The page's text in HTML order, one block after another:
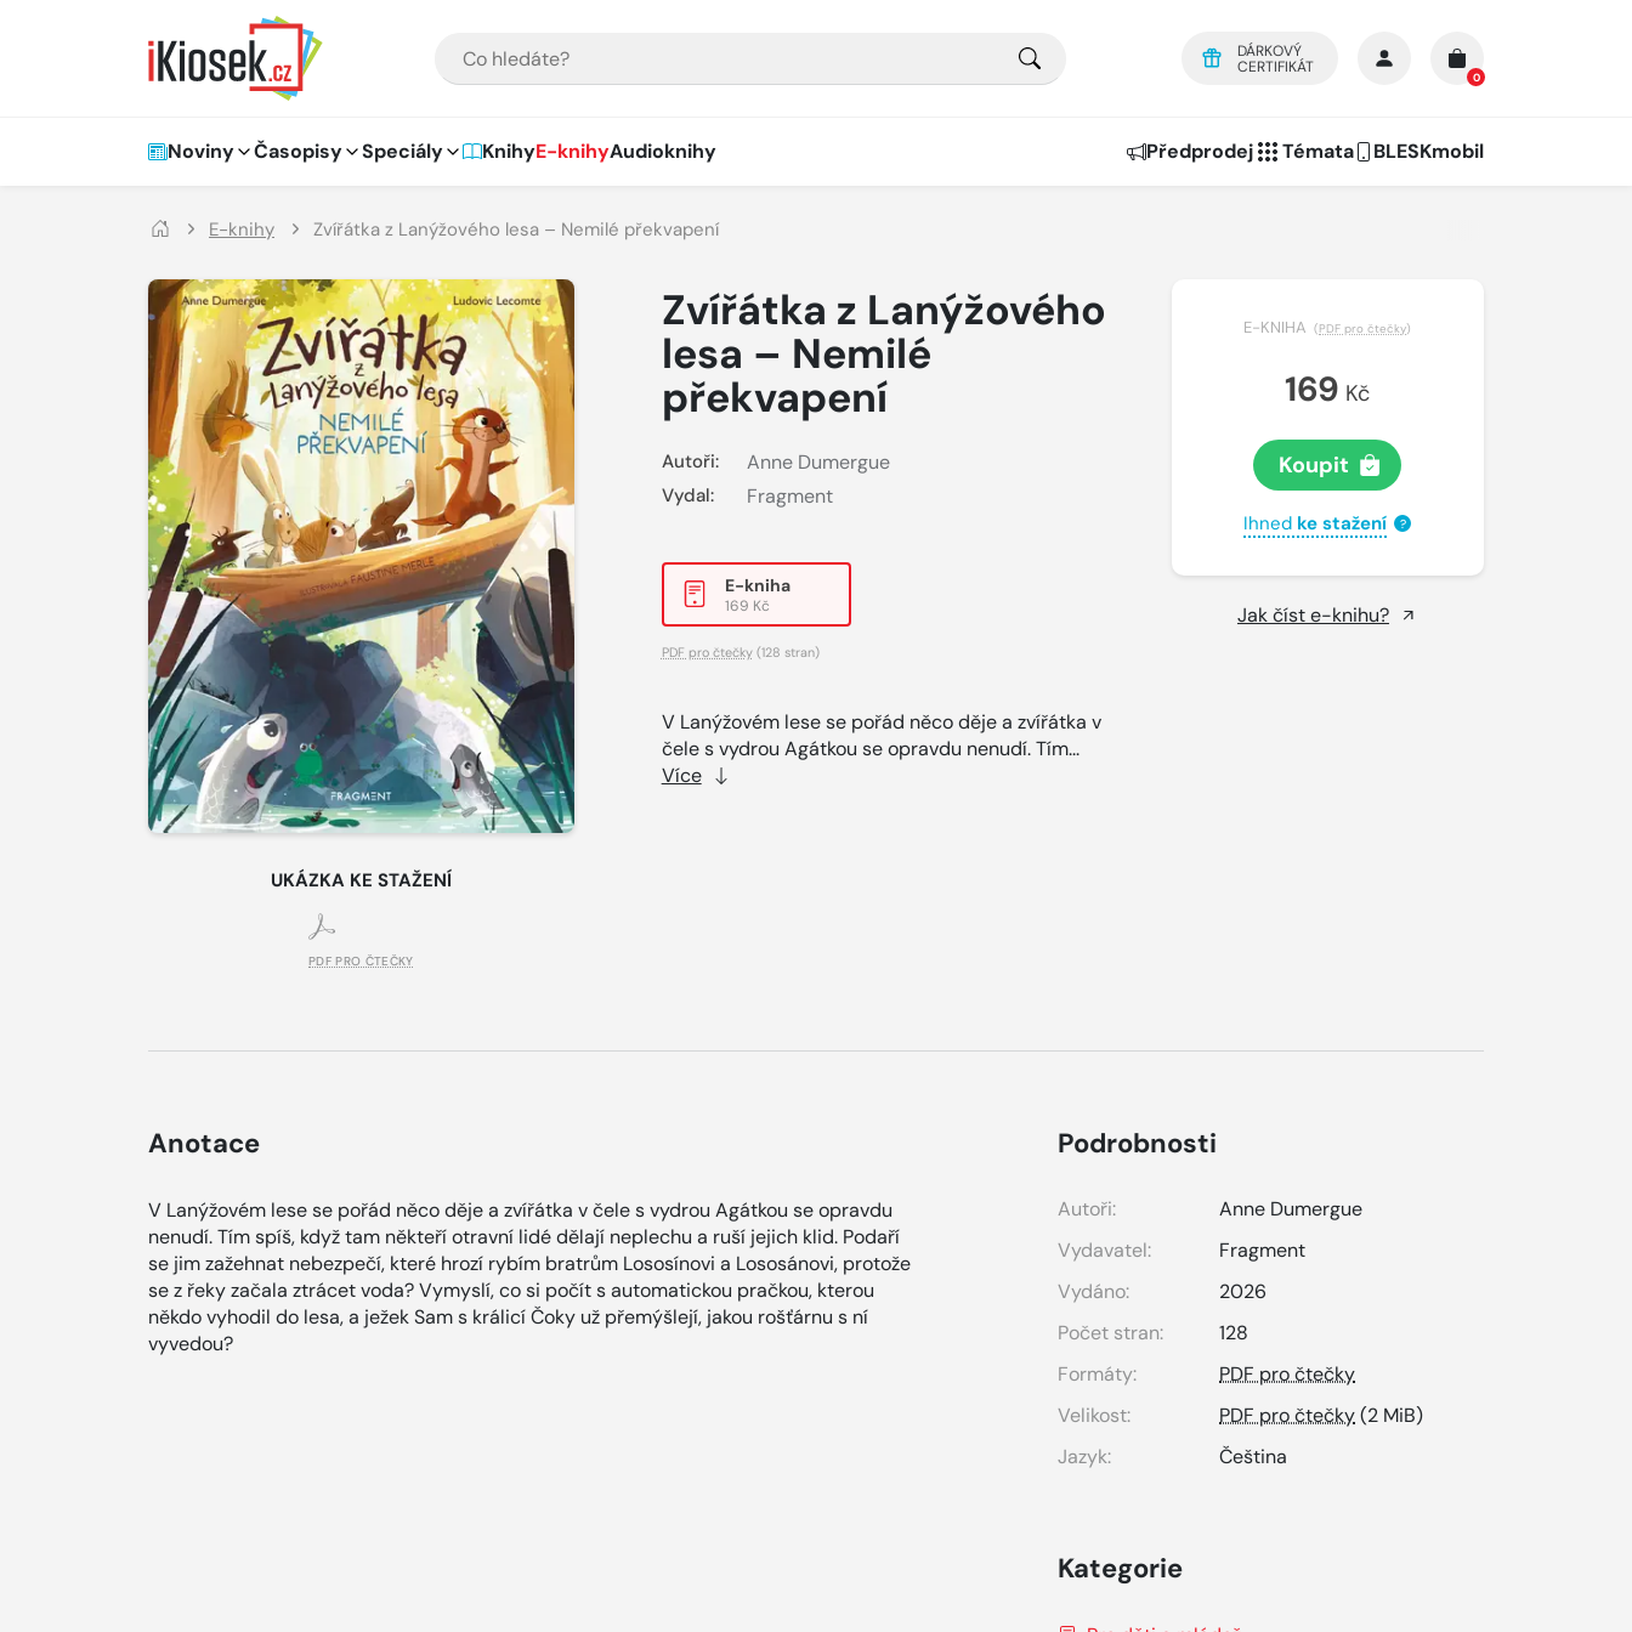
DÁRKOVÝ
CERTIFIKÁT
0
Hlavní navigace
Noviny Časopisy Speciály KnihyE-knihyAudioknihy Předprodej Témata BLESKmobil
E-knihy Zvířátka z Lanýžového lesa – Nemilé překvapení
UKÁZKA KE STAŽENÍ
PDF PRO ČTEČKY
Zvířátka z Lanýžového
lesa – Nemilé
překvapení
Autoři: Anne Dumergue
Vydal: Fragment
E-kniha
169 Kč
PDF pro čtečky(128 stran)
V Lanýžovém lese se pořád něco děje a zvířátka v
čele s vydrou Agátkou se opravdu nenudí. Tím...
Více
E-KNIHA (PDF pro čtečky)
169 Kč
Koupit
Ihned ke stažení ?
Jak číst e-knihu?
Anotace
V Lanýžovém lese se pořád něco děje a zvířátka v čele s vydrou Agátkou se opravdu
nenudí. Tím spíš, když tam někteří otravní lidé dělají neplechu a ruší jejich klid. Podaří
se jim zažehnat nebezpečí, které hrozí rybím bratrům Lososínovi a Lososánovi, protože
se z řeky začala ztrácet voda? Vymyslí, co si počít s automatickou pračkou, kterou
někdo vyhodil do lesa, a ježek Sam s králicí Čoky už přemýšlejí, jakou rošťárnu s ní
vyvedou?
Podrobnosti
Autoři:
Anne Dumergue
Vydavatel:
Fragment
Vydáno:
2026
Počet stran:
128
Formáty:
PDF pro čtečky
Velikost:
PDF pro čtečky(2 MiB)
Jazyk:
Čeština
Kategorie